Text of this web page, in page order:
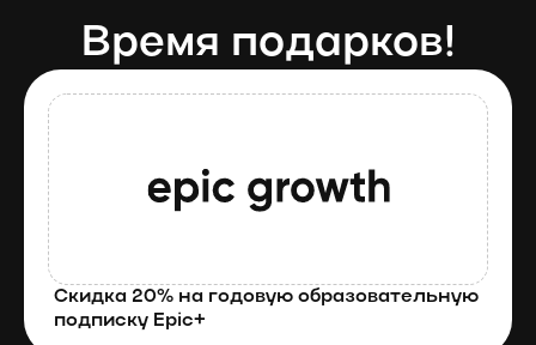
Время подарков!
Скидка 20% на годовую образовательную
подписку Epic+